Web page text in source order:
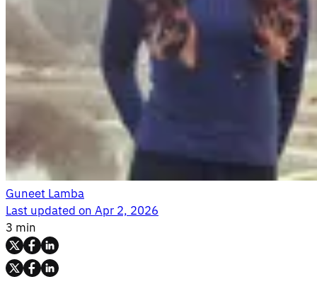
Guneet Lamba
Last updated onApr 2, 2026
3 min